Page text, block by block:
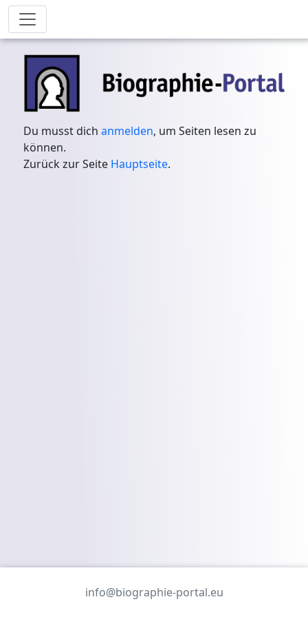
Du musst dichanmelden, um Seiten lesen zu
können.
Zurück zur Seite Hauptseite.
info@biographie-portal.eu